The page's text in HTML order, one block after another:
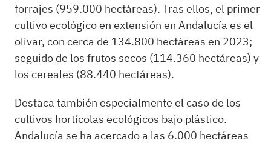
forrajes (959.000 hectáreas). Tras ellos, el primer
cultivo ecológico en extensión en Andalucía es el
olivar, con cerca de 134.800 hectáreas en 2023;
seguido de los frutos secos (114.360 hectáreas) y
los cereales (88.440 hectáreas).
Destaca también especialmente el caso de los
cultivos hortícolas ecológicos bajo plástico.
Andalucía se ha acercado a las 6.000 hectáreas